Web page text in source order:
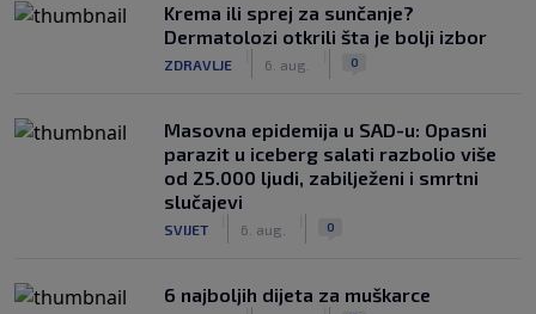
Krema ili sprej za sunčanje?
Dermatolozi otkrili šta je bolji izbor
ZDRAVLJE 6. aug. 0
Masovna epidemija u SAD-u: Opasni
parazit u iceberg salati razbolio više
od 25.000 ljudi, zabilježeni i smrtni
slučajevi
SVIJET 6. aug. 0
6 najboljih dijeta za muškarce